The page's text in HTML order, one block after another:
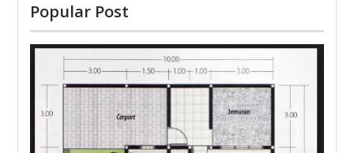
Popular Post